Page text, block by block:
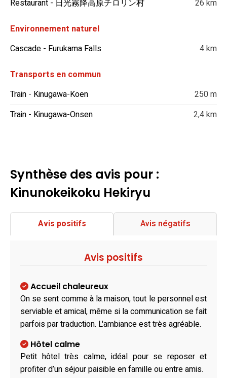
Restaurant - 日光霧降高原チロリン村
26 km
Environnement naturel
Cascade - Furukama Falls
4 km
Transports en commun
Train - Kinugawa-Koen
250 m
Train - Kinugawa-Onsen
2,4 km
Synthèse des avis pour :
Kinunokeikoku Hekiryu
Avis positifs Avis négatifs
Avis positifs
Accueil chaleureux
On se sent comme à la maison, tout le personnel est
serviable et amical, même si la communication se fait
parfois par traduction. L'ambiance est très agréable.
Hôtel calme
Petit hôtel très calme, idéal pour se reposer et
profiter d’un séjour paisible en famille ou entre amis.